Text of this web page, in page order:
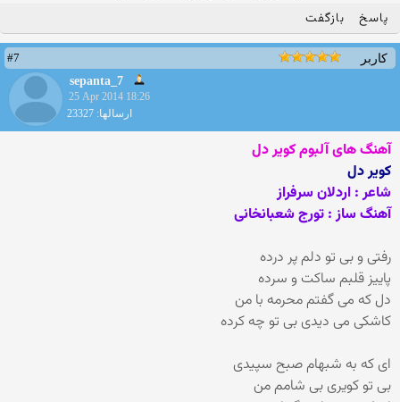
پاسخ بازگفت
کاربر
#7
sepanta_7
25 Apr 2014 18:26
ارسالها: 23327
آهنگ های آلبوم کویر دل
کویر دل
شاعر : اردلان سرفراز
آهنگ ساز : تورج شعبانخانی
رفتی و بی تو دلم پر درده
پاییز قلبم ساکت و سرده
دل که می گفتم محرمه با من
کاشکی می دیدی بی تو چه کرده
ای که به شبهام صبح سپیدی
بی تو کویری بی شامم من